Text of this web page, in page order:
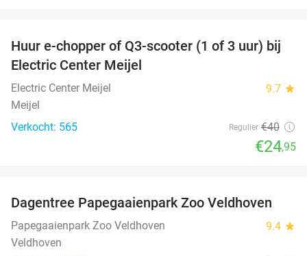
38%
Huur e-chopper of Q3-scooter (1 of 3 uur) bij
Electric Center Meijel
Electric Center Meijel 9.7 star
Meijel
Verkocht: 565
Regulier €40
€24,95
26%
Dagentree Papegaaienpark Zoo Veldhoven
Papegaaienpark Zoo Veldhoven 9.4 star
Veldhoven